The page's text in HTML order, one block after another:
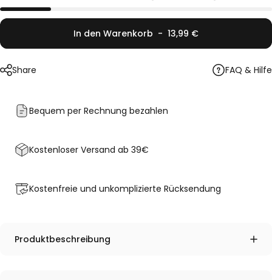
Anzahl
In den Warenkorb - 13,99 €
Share FAQ & Hilfe
Bequem per Rechnung bezahlen
Kostenloser Versand ab 39€
Kostenfreie und unkomplizierte Rücksendung
Produktbeschreibung